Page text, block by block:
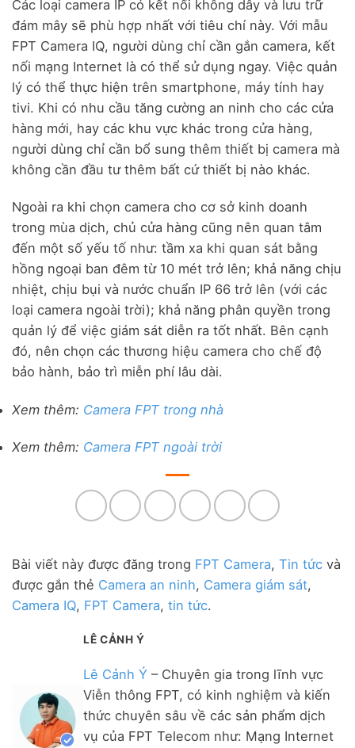
Các loại camera IP có kết nối không dây và lưu trữ
đám mây sẽ phù hợp nhất với tiêu chí này. Với mẫu
FPT Camera IQ, người dùng chỉ cần gắn camera, kết
nối mạng Internet là có thể sử dụng ngay. Việc quản
lý có thể thực hiện trên smartphone, máy tính hay
tivi. Khi có nhu cầu tăng cường an ninh cho các cửa
hàng mới, hay các khu vực khác trong cửa hàng,
người dùng chỉ cần bổ sung thêm thiết bị camera mà
không cần đầu tư thêm bất cứ thiết bị nào khác.
Ngoài ra khi chọn camera cho cơ sở kinh doanh
trong mùa dịch, chủ cửa hàng cũng nên quan tâm
đến một số yếu tố như: tầm xa khi quan sát bằng
hồng ngoại ban đêm từ 10 mét trở lên; khả năng chịu
nhiệt, chịu bụi và nước chuẩn IP 66 trở lên (với các
loại camera ngoài trời); khả năng phân quyền trong
quản lý để việc giám sát diễn ra tốt nhất. Bên cạnh
đó, nên chọn các thương hiệu camera cho chế độ
bảo hành, bảo trì miễn phí lâu dài.
Xem thêm: Camera FPT trong nhà
Xem thêm: Camera FPT ngoài trời
Bài viết này được đăng trong FPT Camera, Tin tức và
được gắn thẻ Camera an ninh, Camera giám sát,
Camera IQ, FPT Camera, tin tức.
LÊ CẢNH Ý
Lê Cảnh Ý – Chuyên gia trong lĩnh vực
Viễn thông FPT, có kinh nghiệm và kiến
thức chuyên sâu về các sản phẩm dịch
vụ của FPT Telecom như: Mạng Internet